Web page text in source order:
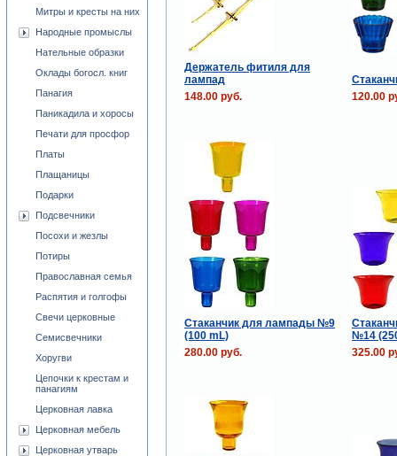
Держатель фитиля для
лампад
148.00 руб.
120.00
Стаканчик для лампады №9
(100 mL)
№14
280.00 руб.
325.00
Митры и кресты на них
Народные промыслы
Нательные образки
Оклады богосл. книг
Панагия
Паникадила и хоросы
Печати для просфор
Платы
Плащаницы
Подарки
Подсвечники
Посохи и жезлы
Потиры
Православная семья
Распятия и голгофы
Свечи церковные
Семисвечники
Хоругви
Цепочки к крестам и
панагиям
Церковная лавка
Церковная мебель
Церковная утварь